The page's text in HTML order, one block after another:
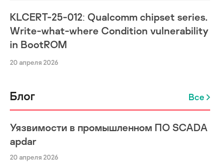
KLCERT-25-012: Qualcomm chipset series.
Write-what-where Condition vulnerability
in BootROM
20 апреля 2026
Блог Все
Уязвимости в промышленном ПО SCADA
apdar
20 апреля 2026